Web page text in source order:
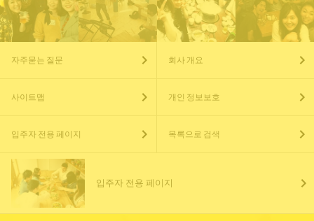
자주묻는 질문 회사 개요
사이트맵 개인 정보보호
입주자 전용 페이지 목록으로 검색
입주자 전용 페이지